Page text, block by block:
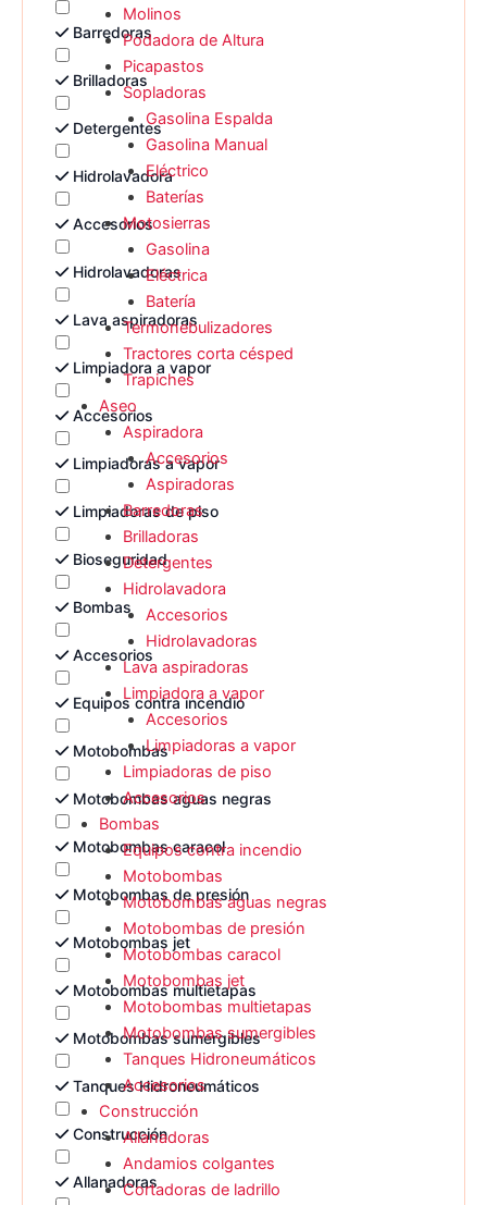
Barredoras
Brilladoras
Detergentes
Hidrolavadora
Accesorios
Hidrolavadoras
Lava aspiradoras
Limpiadora a vapor
Accesorios
Limpiadoras a vapor
Limpiadoras de piso
Bioseguridad
Bombas
Accesorios
Equipos contra incendio
Motobombas
Motobombas aguas negras
Motobombas caracol
Motobombas de presión
Motobombas jet
Motobombas multietapas
Motobombas sumergibles
Tanques Hidroneumáticos
Construcción
Allanadoras
Molinos
Podadora de Altura
Picapastos
Sopladoras
Gasolina Espalda
Gasolina Manual
Eléctrico
Baterías
Motosierras
Gasolina
Eléctrica
Batería
Termonebulizadores
Tractores corta césped
Trapiches
Aseo
Aspiradora
Accesorios
Aspiradoras
Barredoras
Brilladoras
Detergentes
Hidrolavadora
Accesorios
Hidrolavadoras
Lava aspiradoras
Limpiadora a vapor
Accesorios
Limpiadoras a vapor
Limpiadoras de piso
Accesorios
Bombas
Equipos contra incendio
Motobombas
Motobombas aguas negras
Motobombas de presión
Motobombas caracol
Motobombas jet
Motobombas multietapas
Motobombas sumergibles
Tanques Hidroneumáticos
Accesorios
Construcción
Allanadoras
Andamios colgantes
Cortadoras de ladrillo